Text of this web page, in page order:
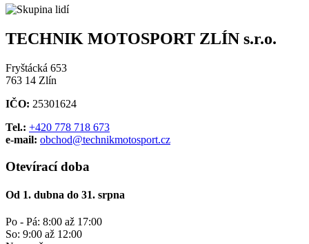
TECHNIK MOTOSPORT ZLÍN s.r.o.
Fryštácká 653
763 14 Zlín
IČO: 25301624
Tel.: +420 778 718 673
e-mail: obchod@technikmotosport.cz
Otevírací doba
Od 1. dubna do 31. srpna
Po - Pá: 8:00 až 17:00
So: 9:00 až 12:00